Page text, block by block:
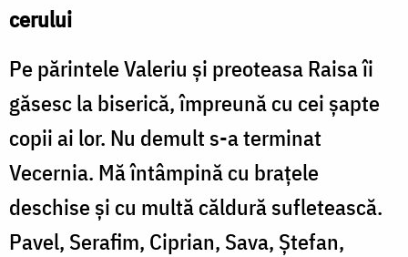
cerului
Pe părintele Valeriu și preoteasa Raisa îi
găsesc la biserică, împreună cu cei șapte
copii ai lor. Nu demult s-a terminat
Vecernia. Mă întâmpină cu brațele
deschise și cu multă căldură sufletească.
Pavel, Serafim, Ciprian, Sava, Ștefan,